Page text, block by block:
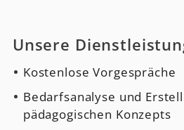
Unsere
Kostenlose Vorgespräche
Bedarfsanalyse und
pädagogischen Konzepts